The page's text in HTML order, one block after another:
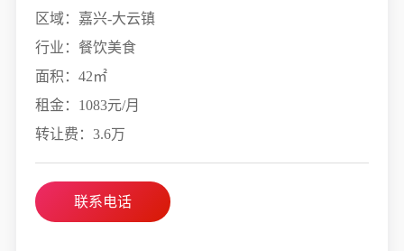
区域：嘉兴-大云镇
行业：餐饮美食
面积：42㎡
租金：1083元/月
转让费：3.6万
联系电话